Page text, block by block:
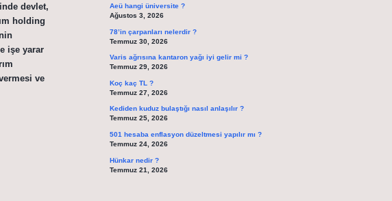
devlet,
holding
işe yarar
ve
Aeü hangi üniversite ?
Ağustos 3, 2026
78’in çarpanları nelerdir ?
Temmuz 30, 2026
Varis ağrısına kantaron yağı iyi gelir mi ?
Temmuz 29, 2026
Koç kaç TL ?
Temmuz 27, 2026
Kediden kuduz bulaştığı nasıl anlaşılır ?
Temmuz 25, 2026
501 hesaba enflasyon düzeltmesi yapılır mı ?
Temmuz 24, 2026
Hünkar nedir ?
Temmuz 21, 2026